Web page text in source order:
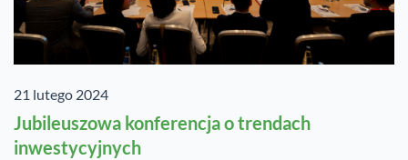
21 lutego 2024
Jubileuszowa konferencja o trendach
inwestycyjnych